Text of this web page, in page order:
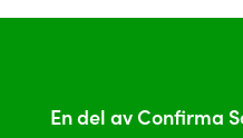
En del av Confirma